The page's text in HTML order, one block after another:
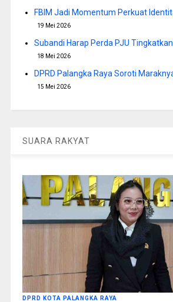
FBIM Jadi Momentum Perkuat
19 Mei 2026
Subandi Harap Perda PJU
18 Mei 2026
DPRD Palangka Raya Soroti
15 Mei 2026
SUARA RAKYAT
DPRD KOTA PALANGKA RAYA